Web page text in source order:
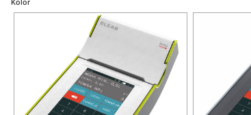
Kolor